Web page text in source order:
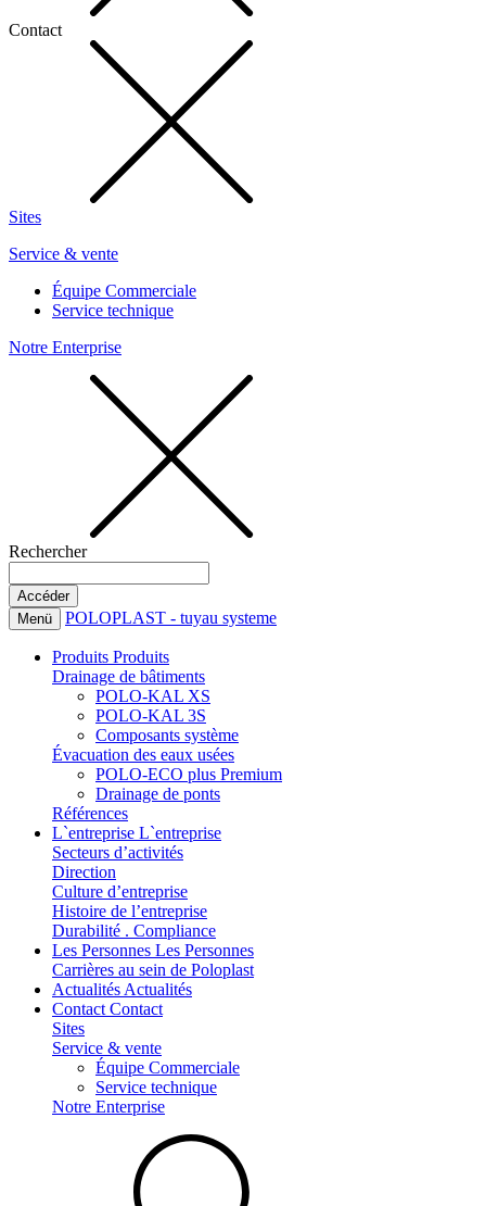
Contact
Sites
Service & vente
Équipe Commerciale
Service technique
Notre Enterprise
Rechercher
Menü POLOPLAST - tuyau systeme
Produits Produits
Drainage de bâtiments
POLO-KAL XS
POLO-KAL 3S
Composants système
Évacuation des eaux usées
POLO-ECO plus Premium
Drainage de ponts
Références
L`entreprise L`entreprise
Secteurs d’activités
Direction
Culture d’entreprise
Histoire de l’entreprise
Durabilité . Compliance
Les Personnes Les Personnes
Carrières au sein de Poloplast
Actualités Actualités
Contact Contact
Sites
Service & vente
Équipe Commerciale
Service technique
Notre Enterprise